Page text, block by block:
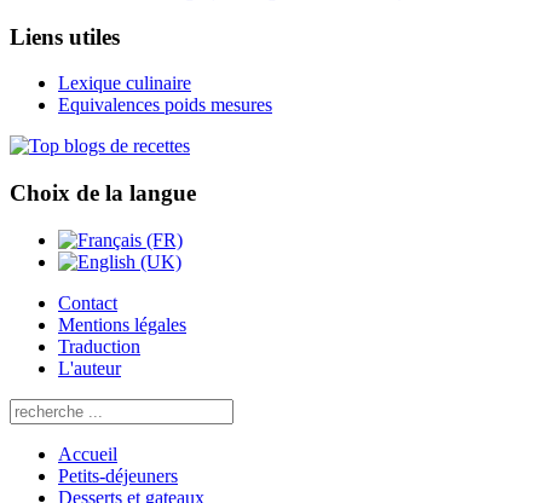
Liens utiles
Lexique culinaire
Equivalences poids mesures
Choix de la langue
Contact
Mentions légales
Traduction
L'auteur
Accueil
Petits-déjeuners
Desserts et gateaux